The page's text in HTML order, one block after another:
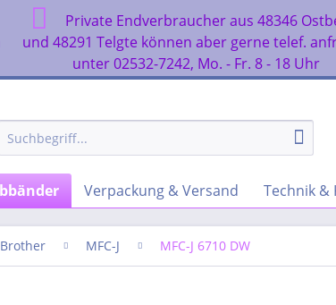
Private Endverbraucher aus 48346
und 48291 Telgte können aber gerne telef.
unter 02532-7242, Mo. - Fr. 8 - 18 Uhr
Verpackung & Versand Technik
Brother MFC-J MFC-J 6710 DW